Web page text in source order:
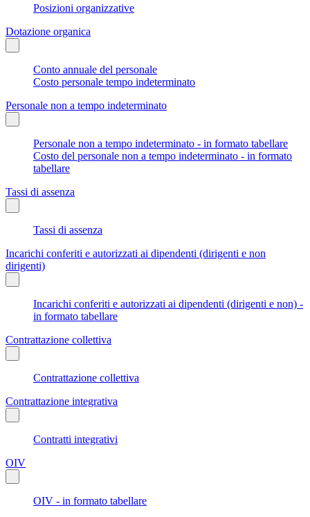
Posizioni organizzative
Dotazione organica
Conto annuale del personale
Costo personale tempo indeterminato
Personale non a tempo indeterminato
Personale non a tempo indeterminato - in formato tabellare
Costo del personale non a tempo indeterminato - in formato
tabellare
Tassi di assenza
Tassi di assenza
Incarichi conferiti e autorizzati ai dipendenti (dirigenti e non
dirigenti)
Incarichi conferiti e autorizzati ai dipendenti (dirigenti e non) -
in formato tabellare
Contrattazione collettiva
Contrattazione collettiva
Contrattazione integrativa
Contratti integrativi
OIV
OIV - in formato tabellare